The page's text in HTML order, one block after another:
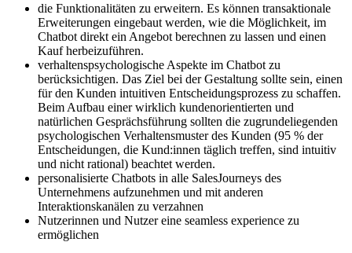
die Funktionalitäten zu erweitern. Es können transaktionale
Erweiterungen eingebaut werden, wie die Möglichkeit, im
Chatbot direkt ein Angebot berechnen zu lassen und einen
Kauf herbeizuführen.
verhaltenspsychologische Aspekte im Chatbot zu
berücksichtigen. Das Ziel bei der Gestaltung sollte sein, einen
für den Kunden intuitiven Entscheidungsprozess zu schaffen.
Beim Aufbau einer wirklich kundenorientierten und
natürlichen Gesprächsführung sollten die zugrundeliegenden
psychologischen Verhaltensmuster des Kunden (95 % der
Entscheidungen, die Kund:innen täglich treffen, sind intuitiv
und nicht rational) beachtet werden.
personalisierte Chatbots in alle SalesJourneys des
Unternehmens aufzunehmen und mit anderen
Interaktionskanälen zu verzahnen
Nutzerinnen und Nutzer eine seamless experience zu
ermöglichen